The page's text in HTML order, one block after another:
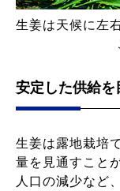
生姜は天候に左
安定した供給を
生姜は露地栽培
量を見通すこと
人口の減少など